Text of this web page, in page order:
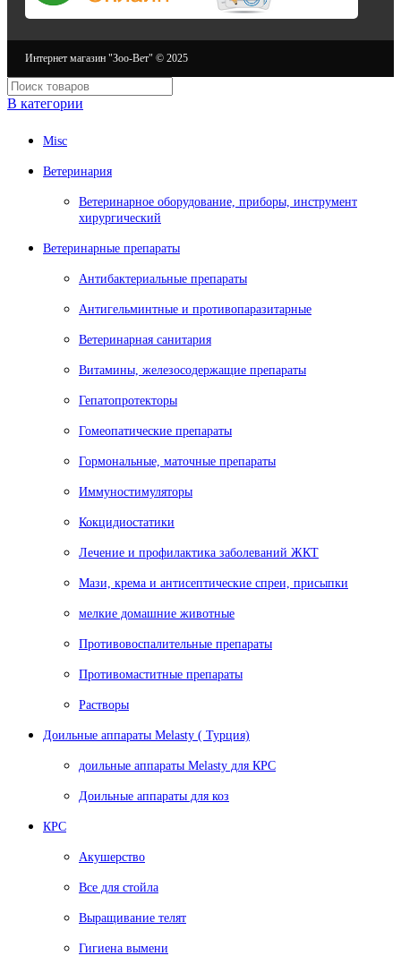
Интернет магазин "Зоо-Вет" © 2025
В категории
Misc
Ветеринария
Ветеринарное оборудование, приборы, инструмент
хирургический
Ветеринарные препараты
Антибактериальные препараты
Антигельминтные и противопаразитарные
Ветеринарная санитария
Витамины, железосодержащие препараты
Гепатопротекторы
Гомеопатические препараты
Гормональные, маточные препараты
Иммуностимуляторы
Кокцидиостатики
Лечение и профилактика заболеваний ЖКТ
Мази, крема и антисептические спреи, присыпки
мелкие домашние животные
Противовоспалительные препараты
Противомаститные препараты
Растворы
Доильные аппараты Melasty ( Турция)
доильные аппараты Melasty для КРС
Доильные аппараты для коз
КРС
Акушерство
Все для стойла
Выращивание телят
Гигиена вымени